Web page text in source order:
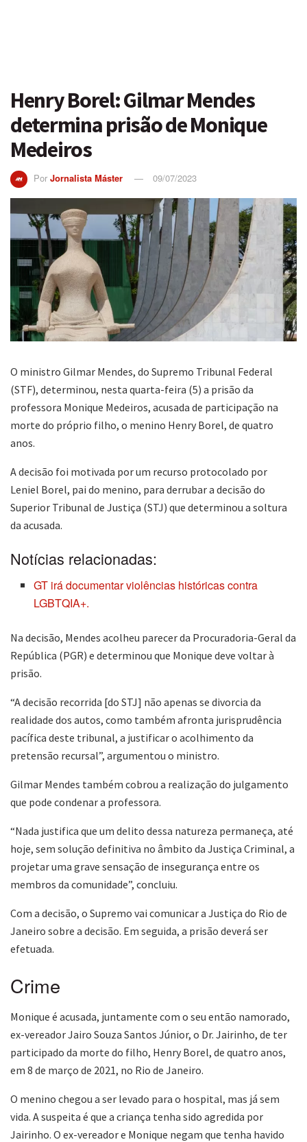
Henry Borel: Gilmar Mendes
determina prisão de Monique
Medeiros
Por Jornalista Máster 09/07/2023
O ministro Gilmar Mendes, do Supremo Tribunal Federal
(STF), determinou, nesta quarta-feira (5) a prisão da
professora Monique Medeiros, acusada de participação na
morte do próprio filho, o menino Henry Borel, de quatro
anos.
A decisão foi motivada por um recurso protocolado por
Leniel Borel, pai do menino, para derrubar a decisão do
Superior Tribunal de Justiça (STJ) que determinou a soltura
da acusada.
Notícias relacionadas:
GT irá documentar violências históricas contra
LGBTQIA+.
Na decisão, Mendes acolheu parecer da Procuradoria-Geral da
República (PGR) e determinou que Monique deve voltar à
prisão.
“A decisão recorrida [do STJ] não apenas se divorcia da
realidade dos autos, como também afronta jurisprudência
pacífica deste tribunal, a justificar o acolhimento da
pretensão recursal”, argumentou o ministro.
Gilmar Mendes também cobrou a realização do julgamento
que pode condenar a professora.
“Nada justifica que um delito dessa natureza permaneça, até
hoje, sem solução definitiva no âmbito da Justiça Criminal, a
projetar uma grave sensação de insegurança entre os
membros da comunidade”, concluiu.
Com a decisão, o Supremo vai comunicar a Justiça do Rio de
Janeiro sobre a decisão. Em seguida, a prisão deverá ser
efetuada.
Crime
Monique é acusada, juntamente com o seu então namorado,
ex-vereador Jairo Souza Santos Júnior, o Dr. Jairinho, de ter
participado da morte do filho, Henry Borel, de quatro anos,
em 8 de março de 2021, no Rio de Janeiro.
O menino chegou a ser levado para o hospital, mas já sem
vida. A suspeita é que a criança tenha sido agredida por
Jairinho. O ex-vereador e Monique negam que tenha havido